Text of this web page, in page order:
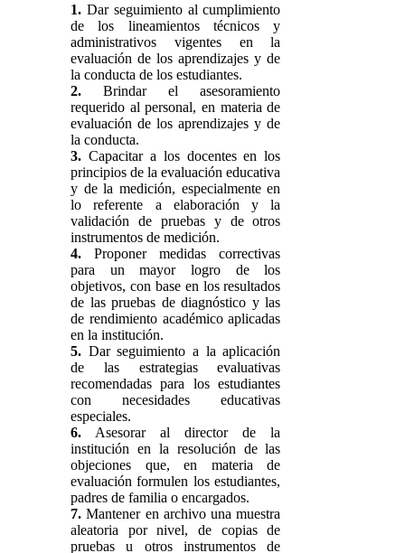
1. Dar seguimiento al cumplimiento
de los lineamientos técnicos y
administrativos vigentes en la
evaluación de los aprendizajes y de
la conducta de los estudiantes.
2. Brindar el asesoramiento
requerido al personal, en materia de
evaluación de los aprendizajes y de
la conducta.
3. Capacitar a los docentes en los
principios de la evaluación educativa
y de la medición, especialmente en
lo referente a elaboración y la
validación de pruebas y de otros
instrumentos de medición.
4. Proponer medidas correctivas
para un mayor logro de los
objetivos, con base en los resultados
de las pruebas de diagnóstico y las
de rendimiento académico aplicadas
en la institución.
5. Dar seguimiento a la aplicación
de las estrategias evaluativas
recomendadas para los estudiantes
con necesidades educativas
especiales.
6. Asesorar al director de la
institución en la resolución de las
objeciones que, en materia de
evaluación formulen los estudiantes,
padres de familia o encargados.
7. Mantener en archivo una muestra
aleatoria por nivel, de copias de
pruebas u otros instrumentos de